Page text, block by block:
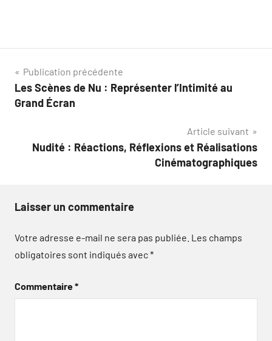
Navigation
de
Publication précédente
Les Scènes de Nu : Représenter l’Intimité au
Grand Écran
Article suivant
Nudité : Réactions, Réflexions et Réalisations
Cinématographiques
Laisser un commentaire
Votre adresse e-mail ne sera pas publiée. Les champs
obligatoires sont indiqués avec*
Commentaire*